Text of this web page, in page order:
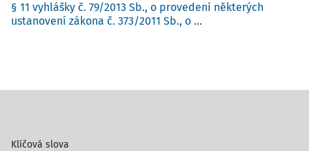
§ 11 vyhlášky č. 79/2013 Sb., o provedení některých
ustanovení zákona č. 373/2011 Sb., o ...
Klíčová slova